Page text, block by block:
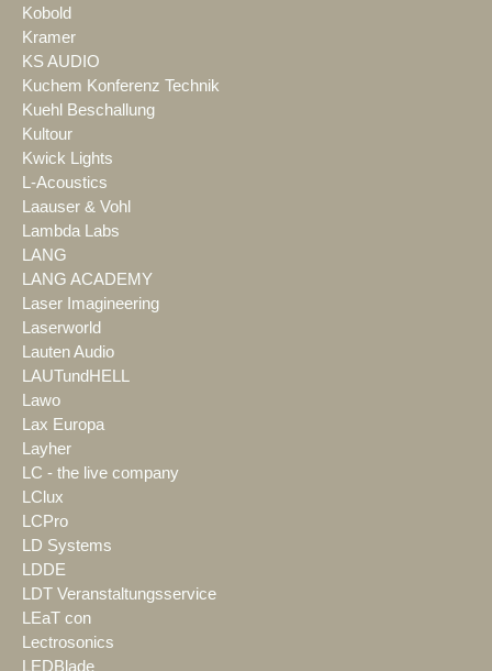
Kobold
Kramer
KS AUDIO
Kuchem Konferenz Technik
Kuehl Beschallung
Kultour
Kwick Lights
L-Acoustics
Laauser & Vohl
Lambda Labs
LANG
LANG ACADEMY
Laser Imagineering
Laserworld
Lauten Audio
LAUTundHELL
Lawo
Lax Europa
Layher
LC - the live company
LClux
LCPro
LD Systems
LDDE
LDT Veranstaltungsservice
LEaT con
Lectrosonics
LEDBlade